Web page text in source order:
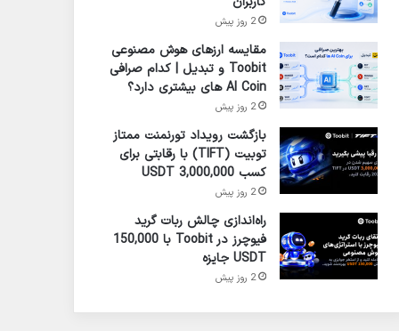
2 روز پیش
مقایسه ارزهای هوش مصنوعی
Toobit و تبدیل | کدام صرافی
AI Coin های بیشتری دارد؟
2 روز پیش
بازگشت رویداد تورنمنت ممتاز
تو‌بیت (TIFT) با رقابتی برای
کسب 3,000,000 USDT
2 روز پیش
راه‌اندازی چالش ربات گرید
فیوچرز در Toobit با 150,000
USDT جایزه
2 روز پیش